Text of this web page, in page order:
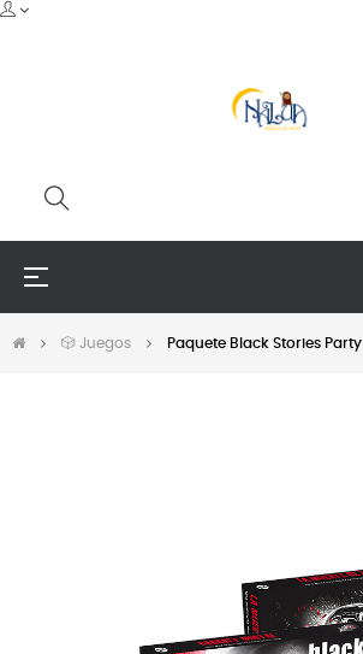
Navegación
☰
🎲 Juegos Paquete Black Stories Party